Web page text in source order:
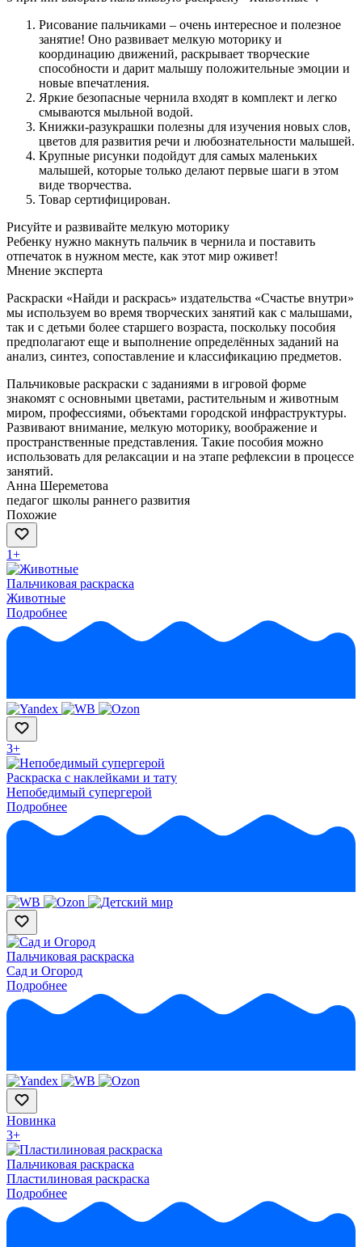
Рисование пальчиками – очень интересное и полезное
занятие! Оно развивает мелкую моторику и
координацию движений, раскрывает творческие
способности и дарит малышу положительные эмоции и
новые впечатления.
Яркие безопасные чернила входят в комплект и легко
смываются мыльной водой.
Книжки-разукрашки полезны для изучения новых слов,
цветов для развития речи и любознательности малышей.
Крупные рисунки подойдут для самых маленьких
малышей, которые только делают первые шаги в этом
виде творчества.
Товар сертифицирован.
Рисуйте и развивайте мелкую моторику
Ребенку нужно макнуть пальчик в чернила и поставить
отпечаток в нужном месте, как этот мир оживет!
Мнение эксперта
Раскраски «Найди и раскрась» издательства «Счастье внутри»
мы используем во время творческих занятий как с малышами,
так и с детьми более старшего возраста, поскольку пособия
предполагают еще и выполнение определённых заданий на
анализ, синтез, сопоставление и классификацию предметов.
Пальчиковые раскраски с заданиями в игровой форме
знакомят с основными цветами, растительным и животным
миром, профессиями, объектами городской инфраструктуры.
Развивают внимание, мелкую моторику, воображение и
пространственные представления. Такие пособия можно
использовать для релаксации и на этапе рефлексии в процессе
занятий.
Анна Шереметова
педагог школы раннего развития
Похожие
1+
Пальчиковая раскраска
Животные
Подробнее
3+
Раскраска с наклейками и тату
Непобедимый супергерой
Подробнее
Пальчиковая раскраска
Сад и Огород
Подробнее
Новинка
3+
Пальчиковая раскраска
Пластилиновая раскраска
Подробнее